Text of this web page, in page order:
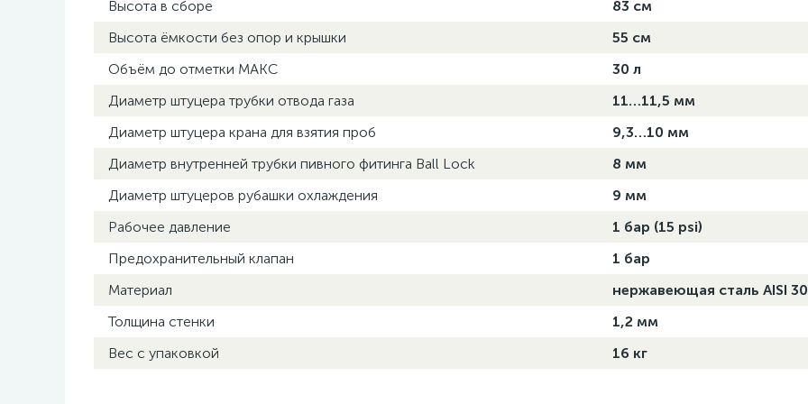
Высота в сборе
83 см
Высота ёмкости без опор и крышки
55 см
Объём до отметки МАКС
30 л
Диаметр штуцера трубки отвода газа
11…11,5 мм
Диаметр штуцера крана для взятия проб
9,3…10 мм
Диаметр внутренней трубки пивного фитинга Ball Lock
8 мм
Диаметр штуцеров рубашки охлаждения
9 мм
Рабочее давление
1 бар (15 psi)
Предохранительный клапан
1 бар
Материал
нержавеющая сталь AISI
Толщина стенки
1,2 мм
Вес с упаковкой
16 кг